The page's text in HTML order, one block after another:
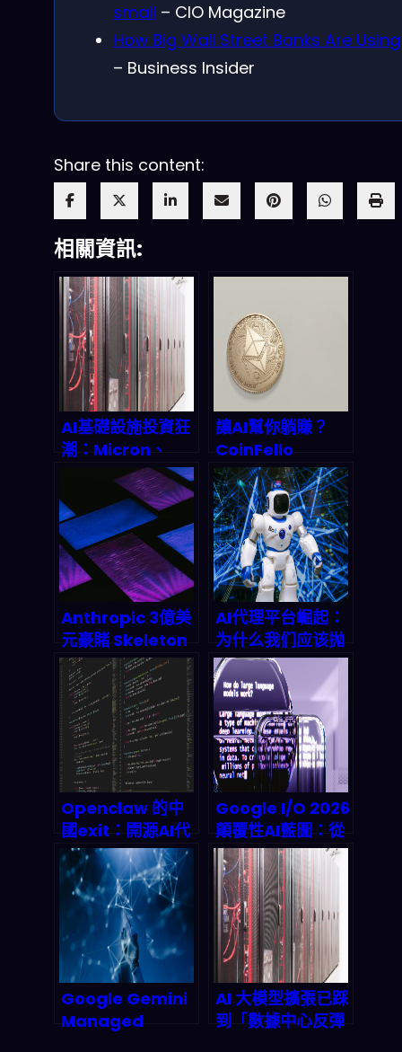
small – CIO Magazine
How Big Wall Street Banks Are
– Business Insider
Share this content:
相關資訊:
AI基礎設施投資狂
潮：Micron、
Oracle、
Semtech三大贏
家的2026戰略布
局
讓AI幫你躺賺？
CoinFello
OpenClaw 如何
讓 AI 直接操控你
的加密資產
（2026技術深度
解析）
Anthropic 3億美
元豪賭 Skeleton
Key：為何
developer 被迫
重新選邊站？
AI代理平台崛起：
为什么我们应该抛
弃C3.ai，拥抱专
业化AI代理股？
Openclaw 的中
國exit：開源AI代
理如何觸礁數據隱
私新規？
Google I/O 2026
顛覆性AI藍圖：從
Gemini
Unlimited到端對
端自動化，下一代
雲端Agentic革命
全解析
Google Gemini
Managed
AI 大模型擴張已踩
到「數據中心反彈